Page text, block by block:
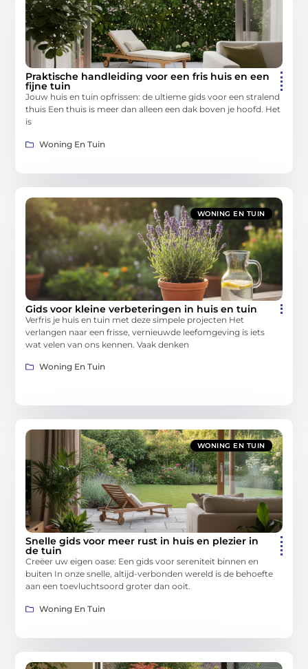
Praktische handleiding voor een fris huis en een
fijne tuin
Jouw huis en tuin opfrissen: de ultieme gids voor een stralend
thuis Een thuis is meer dan alleen een dak boven je hoofd. Het
is
Woning En Tuin
WONING EN TUIN
Gids voor kleine verbeteringen in huis en tuin
Verfris je huis en tuin met deze simpele projecten Het
verlangen naar een frisse, vernieuwde leefomgeving is iets
wat velen van ons kennen. Vaak denken
Woning En Tuin
WONING EN TUIN
Snelle gids voor meer rust in huis en plezier in
de tuin
Creëer uw eigen oase: Een gids voor sereniteit binnen en
buiten In onze snelle, altijd-verbonden wereld is de behoefte
aan een toevluchtsoord groter dan ooit.
Woning En Tuin